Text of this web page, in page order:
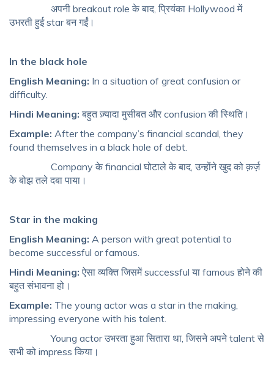
अपनी breakout role के बाद, प्रियंका Hollywood में
उभरती हुई star बन गईं।
In the black hole
English Meaning: In a situation of great confusion or
difficulty.
Hindi Meaning: बहुत ज़्यादा मुसीबत और confusion की स्थिति।
Example: After the company’s financial scandal, they
found themselves in a black hole of debt.
Company के financial घोटाले के बाद, उन्होंने खुद को क़र्ज़
के बोझ तले दबा पाया।
Star in the making
English Meaning: A person with great potential to
become successful or famous.
Hindi Meaning: ऐसा व्यक्ति जिसमें successful या famous होने की
बहुत संभावना हो।
Example: The young actor was a star in the making,
impressing everyone with his talent.
Young actor उभरता हुआ सितारा था, जिसने अपने talent से
सभी को impress किया।